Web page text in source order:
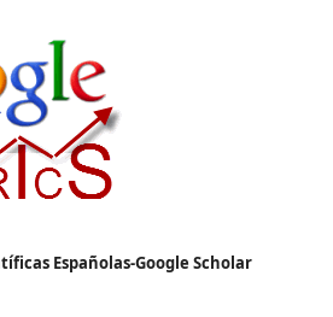
Españolas-Google Scholar